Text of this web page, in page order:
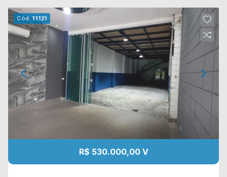
Cód. 11121
R$ 530.000,00 V